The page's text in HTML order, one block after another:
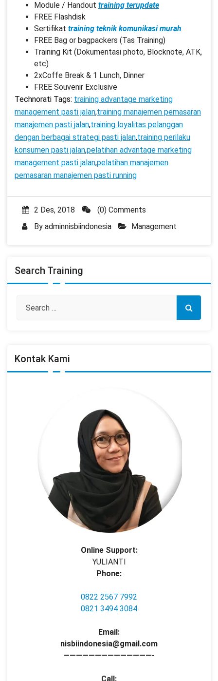
Module / Handout training terupdate
FREE Flashdisk
Sertifikat training teknik komunikasi murah
FREE Bag or bagpackers (Tas Training)
Training Kit (Dokumentasi photo, Blocknote, ATK,
etc)
2xCoffe Break & 1 Lunch, Dinner
FREE Souvenir Exclusive
Technorati Tags: training advantage marketing
management pasti jalan,training manajemen pemasaran
manajemen pasti jalan,training loyalitas pelanggan
dengan berbagai strategi pasti jalan,training perilaku
konsumen pasti jalan,pelatihan advantage marketing
management pasti jalan,pelatihan manajemen
pemasaran manajemen pasti running
2 Des, 2018
(0) Comments
By adminnisbiindonesia Management
Search Training
Kontak Kami
Online Support:
YULIANTI
Phone:
0822 2567 7992
0821 3494 3084
Email:
nisbiindonesia@gmail.com
——————————————-
Call: